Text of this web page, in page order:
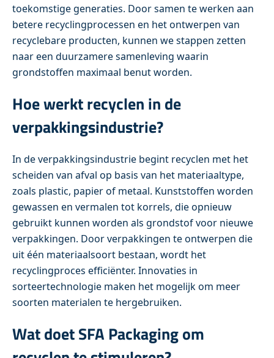
toekomstige generaties. Door samen te werken aan
betere recyclingprocessen en het ontwerpen van
recyclebare producten, kunnen we stappen zetten
naar een duurzamere samenleving waarin
grondstoffen maximaal benut worden.
Hoe werkt recyclen in de
verpakkingsindustrie?
In de verpakkingsindustrie begint recyclen met het
scheiden van afval op basis van het materiaaltype,
zoals plastic, papier of metaal. Kunststoffen worden
gewassen en vermalen tot korrels, die opnieuw
gebruikt kunnen worden als grondstof voor nieuwe
verpakkingen. Door verpakkingen te ontwerpen die
uit één materiaalsoort bestaan, wordt het
recyclingproces efficiënter. Innovaties in
sorteertechnologie maken het mogelijk om meer
soorten materialen te hergebruiken.
Wat doet SFA Packaging om